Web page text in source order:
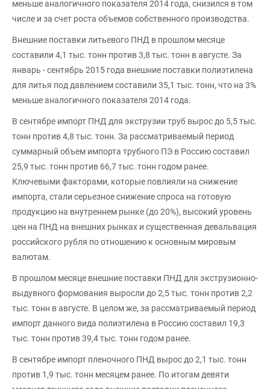
меньше аналогичного показателя 2014 года, снизился в том
числе и за счет роста объемов собственного производства.
Внешние поставки литьевого ПНД в прошлом месяце
составили 4,1 тыс. тонн против 3,8 тыс. тонн в августе. За
январь - сентябрь 2015 года внешние поставки полиэтилена
для литья под давлением составили 35,1 тыс. тонн, что на 3%
меньше аналогичного показателя 2014 года.
В сентябре импорт ПНД для экструзии труб вырос до 5,5 тыс.
тонн против 4,8 тыс. тонн. За рассматриваемый период
суммарный объем импорта трубного ПЭ в Россию составил
25,9 тыс. тонн против 66,7 тыс. тонн годом ранее.
Ключевыми факторами, которые повлияли на снижение
импорта, стали серьезное снижение спроса на готовую
продукцию на внутреннем рынке (до 20%), высокий уровень
цен на ПНД на внешних рынках и существенная девальвация
российского рубля по отношению к основным мировым
валютам.
В прошлом месяце внешние поставки ПНД для экструзионно-
выдувного формования выросли до 2,5 тыс. тонн против 2,2
тыс. тонн в августе. В целом же, за рассматриваемый период
импорт данного вида полиэтилена в Россию составил 19,3
тыс. тонн против 39,4 тыс. тонн годом ранее.
В сентябре импорт пленочного ПНД вырос до 2,1 тыс. тонн
против 1,9 тыс. тонн месяцем ранее. По итогам девяти